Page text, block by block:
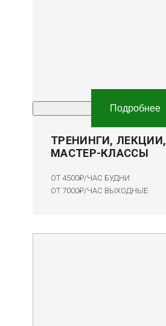
Подробнее
ТРЕНИНГИ, ЛЕКЦИИ,
МАСТЕР-КЛАССЫ
ОТ 4500₽/ЧАС БУДНИ
ОТ 7000₽/ЧАС ВЫХОДНЫЕ